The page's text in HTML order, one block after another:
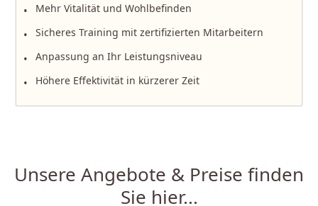
• Mehr Vitalität und Wohlbefinden
• Sicheres Training mit zertifizierten Mitarbeitern
• Anpassung an Ihr Leistungsniveau
• Höhere Effektivität in kürzerer Zeit
Unsere Angebote & Preise finden
Sie hier...